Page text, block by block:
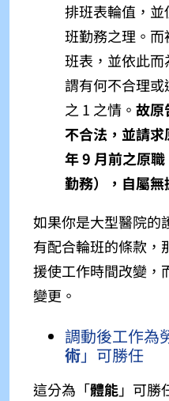
排班表輪值，
班勤務之理。
班表，並依此
謂有何不合理或
之 1 之情。 故原
不合法，並請
年 9 月前之原
勤務），自屬無
如果你是大型醫院的
有配合輪班的條款，
援使工作時間改變，
變更。
調動後工作為
術」可勝任
這分為「體能」 可勝